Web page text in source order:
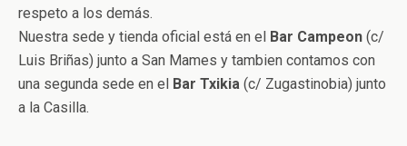
respeto a los demás.
Nuestra sede y tienda oficial está en el Bar Campeon (c/
Luis Briñas) junto a San Mames y tambien contamos con
una segunda sede en el Bar Txikia (c/ Zugastinobia) junto
a la Casilla.